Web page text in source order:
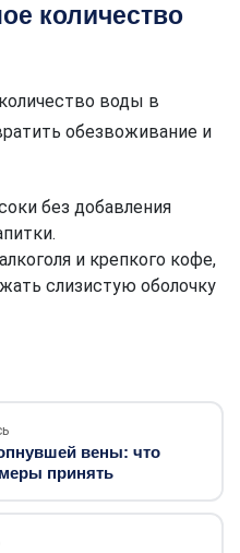
количество
воды в
обезвоживание и
без добавления
и крепкого кофе,
слизистую оболочку
вены: что
принять